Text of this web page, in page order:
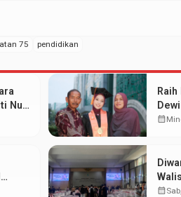
75 pendidikan
Nur
Raih
dan
calendar_month
calendar_month